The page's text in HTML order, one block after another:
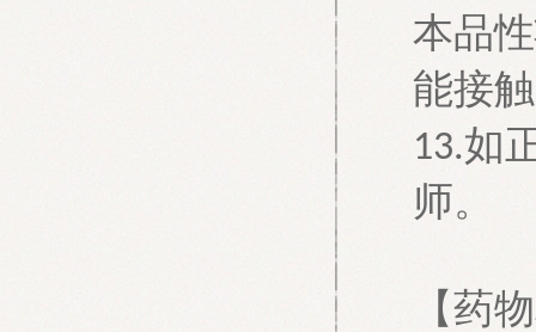
本品
能接
13.如
师。
【药